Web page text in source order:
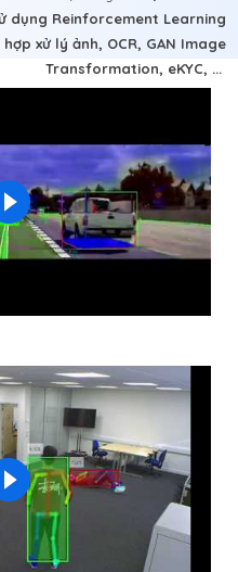
dụng Reinforcement Learning
hợp xử lý ảnh, OCR, GAN Image
Transformation, eKYC, ...